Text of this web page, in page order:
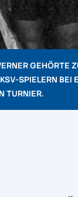
GEHÖRTE
SPIELERN BEI
TURNIER.